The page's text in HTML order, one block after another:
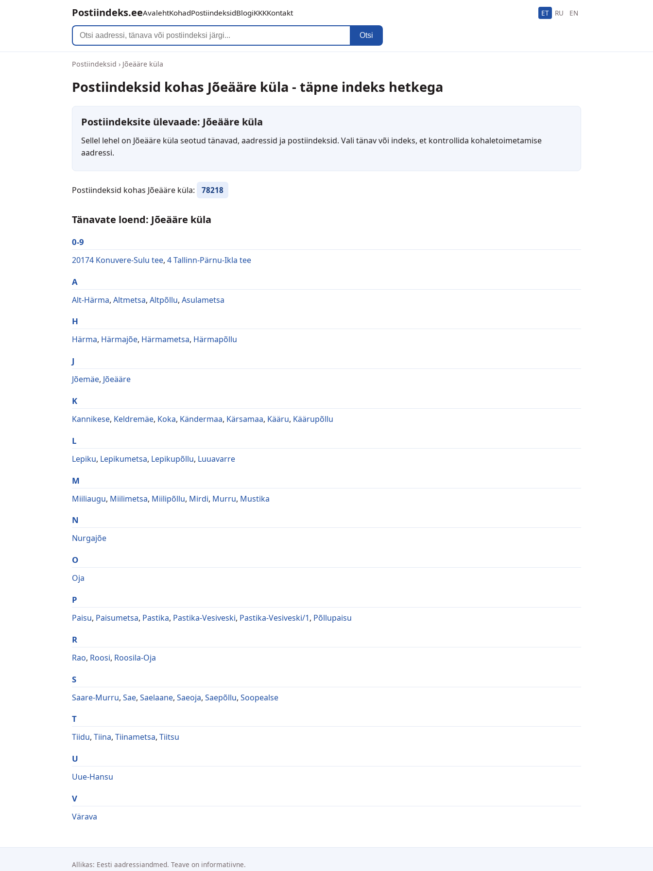
Postiindeks.eeAvalehtKohadPostiindeksidBlogiKKKKontakt ET RU EN
Otsi
Postiindeksid › Jõeääre küla
Postiindeksid kohas Jõeääre küla - täpne indeks hetkega
Postiindeksite ülevaade: Jõeääre küla
Sellel lehel on Jõeääre küla seotud tänavad, aadressid ja postiindeksid. Vali tänav või indeks, et kontrollida kohaletoimetamise
aadressi.
Postiindeksid kohas Jõeääre küla: 78218
Tänavate loend: Jõeääre küla
0-9
20174 Konuvere-Sulu tee, 4 Tallinn-Pärnu-Ikla tee
A
Alt-Härma, Altmetsa, Altpõllu, Asulametsa
H
Härma, Härmajõe, Härmametsa, Härmapõllu
J
Jõemäe, Jõeääre
K
Kannikese, Keldremäe, Koka, Kändermaa, Kärsamaa, Kääru, Käärupõllu
L
Lepiku, Lepikumetsa, Lepikupõllu, Luuavarre
M
Miiliaugu, Miilimetsa, Miilipõllu, Mirdi, Murru, Mustika
N
Nurgajõe
O
Oja
P
Paisu, Paisumetsa, Pastika, Pastika-Vesiveski, Pastika-Vesiveski/1, Põllupaisu
R
Rao, Roosi, Roosila-Oja
S
Saare-Murru, Sae, Saelaane, Saeoja, Saepõllu, Soopealse
T
Tiidu, Tiina, Tiinametsa, Tiitsu
U
Uue-Hansu
V
Värava
Allikas: Eesti aadressiandmed. Teave on informatiivne.